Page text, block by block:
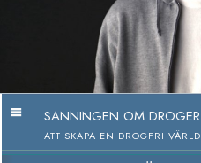
SANNINGEN OM DROGER
ATT SKAPA EN DROGFRI VÄRLD